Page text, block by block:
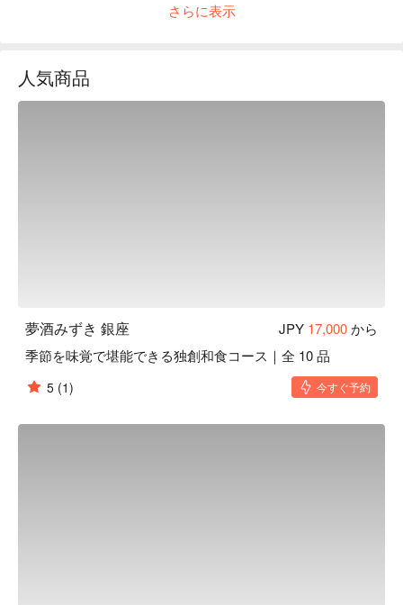
ス料理にぴったりなセレクトされた日本酒をご提供。料理人
りとお楽しみいただけます。
さらに表示
人気商品
夢酒みずき 銀座 JPY 17,000から
季節を味覚で堪能できる独創和食コース｜全 10 品
5 (1) 今すぐ予約